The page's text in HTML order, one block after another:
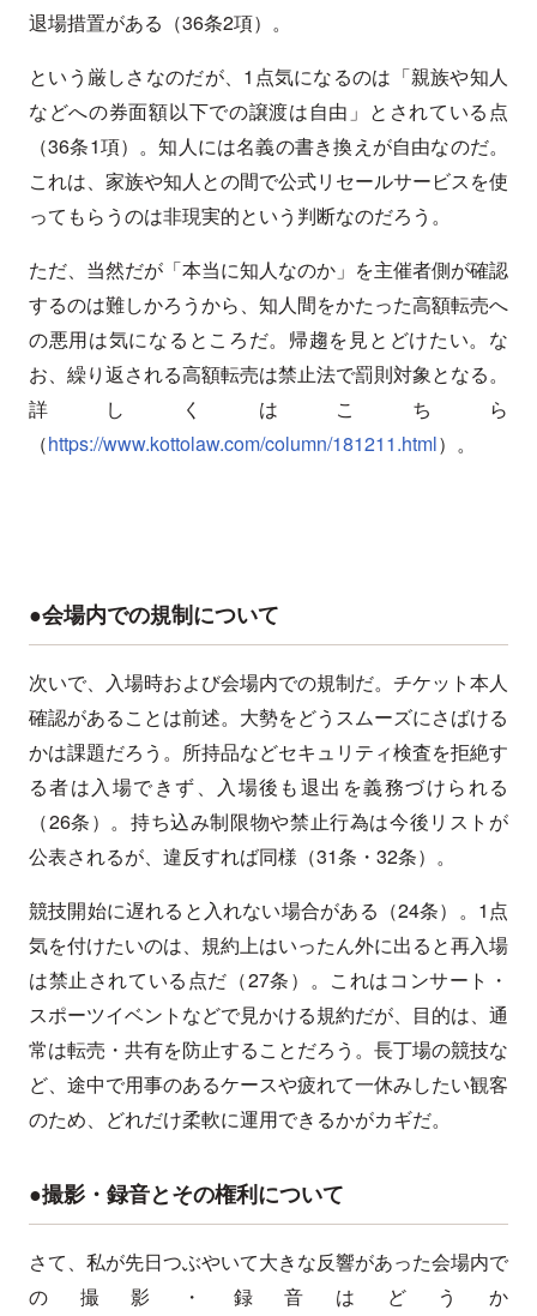
退場措置がある（36条2項）。
という厳しさなのだが、1点気になるのは「親族や知人
などへの券面額以下での譲渡は自由」とされている点
（36条1項）。知人には名義の書き換えが自由なのだ。
これは、家族や知人との間で公式リセールサービスを使
ってもらうのは非現実的という判断なのだろう。
ただ、当然だが「本当に知人なのか」を主催者側が確認
するのは難しかろうから、知人間をかたった高額転売へ
の悪用は気になるところだ。帰趨を見とどけたい。な
お、繰り返される高額転売は禁止法で罰則対象となる。
詳しくはこちら
（https://www.kottolaw.com/column/181211.html）。
●会場内での規制について
次いで、入場時および会場内での規制だ。チケット本人
確認があることは前述。大勢をどうスムーズにさばける
かは課題だろう。所持品などセキュリティ検査を拒絶す
る者は入場できず、入場後も退出を義務づけられる
（26条）。持ち込み制限物や禁止行為は今後リストが
公表されるが、違反すれば同様（31条・32条）。
競技開始に遅れると入れない場合がある（24条）。1点
気を付けたいのは、規約上はいったん外に出ると再入場
は禁止されている点だ（27条）。これはコンサート・
スポーツイベントなどで見かける規約だが、目的は、通
常は転売・共有を防止することだろう。長丁場の競技な
ど、途中で用事のあるケースや疲れて一休みしたい観客
のため、どれだけ柔軟に運用できるかがカギだ。
●撮影・録音とその権利について
さて、私が先日つぶやいて大きな反響があった会場内で
の撮影・録音はどうか